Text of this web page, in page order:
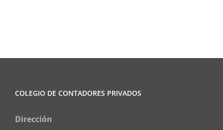
COLEGIO DE CONTADORES PRIVADOS
Dirección